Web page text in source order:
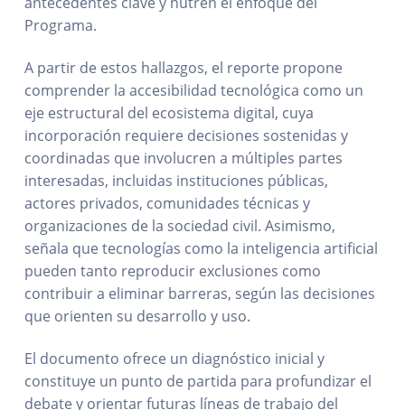
Programa.
A partir de estos hallazgos, el reporte propone
comprender la accesibilidad tecnológica como un
eje estructural del ecosistema digital, cuya
incorporación requiere decisiones sostenidas y
coordinadas que involucren a múltiples partes
interesadas, incluidas instituciones públicas,
actores privados, comunidades técnicas y
organizaciones de la sociedad civil. Asimismo,
señala que tecnologías como la inteligencia artificial
pueden tanto reproducir exclusiones como
contribuir a eliminar barreras, según las decisiones
que orienten su desarrollo y uso.
El documento ofrece un diagnóstico inicial y
constituye un punto de partida para profundizar el
debate y orientar futuras líneas de trabajo del